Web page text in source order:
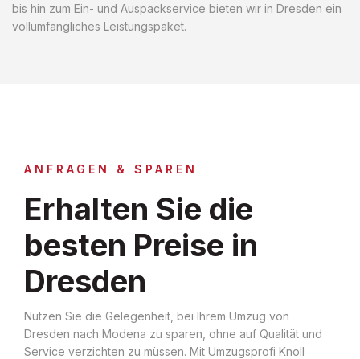
bis hin zum Ein- und Auspackservice bieten wir in Dresden ein
vollumfängliches Leistungspaket.
ANFRAGEN & SPAREN
Erhalten Sie die
besten Preise in
Dresden
Nutzen Sie die Gelegenheit, bei Ihrem Umzug von
Dresden nach Modena zu sparen, ohne auf Qualität und
Service verzichten zu müssen. Mit Umzugsprofi Knoll